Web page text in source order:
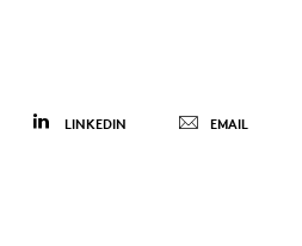
LINKEDIN EMAIL